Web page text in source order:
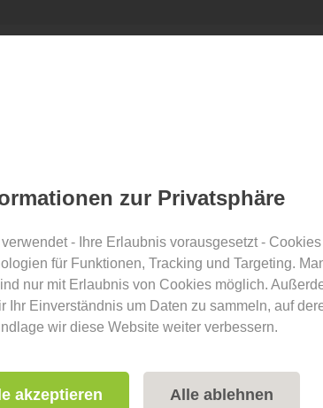
Blog
ofrece una variedad de inspiración sobre el tema
sobre el temaRauhnächte
yoga
zur Privatsphäre
- Ihre Erlaubnis vorausgesetzt - Cookies
für Funktionen, Tracking und Targeting.
nur mit Erlaubnis von Cookies möglich.
Ihr Einverständnis um Daten zu sammeln, auf
wir diese Website weiter verbessern.
akzeptieren Alle ablehnen